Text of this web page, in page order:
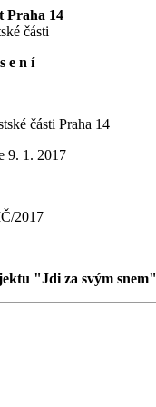
Praha 14
části
e n í
části Praha 14
9. 1. 2017
2017
"Jdi za svým snem"